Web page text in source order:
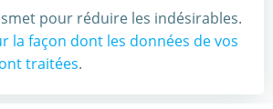
pour réduire les indésirables.
la façon dont les données de vos
traitées.